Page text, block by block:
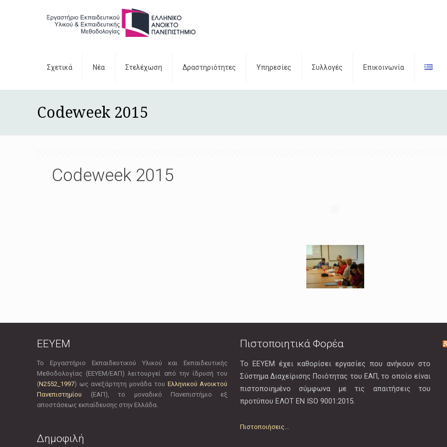
Σχετικά Νέα Στελέχωση Δραστηριότητες Υπηρεσίες Συλλογές Επικοινωνία
Codeweek 2015
Codeweek 2015
EEYEM
Το Εργαστήριο Εκπαιδευτικού Υλικού και Εκπαιδευτικής
Μεθοδολογίας (ΕΕΥΕΜ/ΕΑΠ) λειτουργεί από την ίδρυσή του
(Ν2552_1997) ως ανεξάρτητη μονάδα του Ελληνικού Ανοικτού
Πανεπιστημίου (ΕΑΠ), το μοναδικό Πανεπιστήμιο εξ
αποστάσεως εκπαίδευσης στην Ελλάδα.
Δημοφιλή
Πιστοποιητικά Φορέα
Το ΕΕΥΕΜ έχει καθορίσει εργασίες που ανήκουν στο
Σύστημα Διαχείρισης Ποιότητας του ΕΑΠ, το οποίο είναι
πιστοποιημένο σύμφωνα με τις απαιτήσεις του
προτύπου EΛOT EN ISO 9001:2015.
Πιστοποιήσεις...